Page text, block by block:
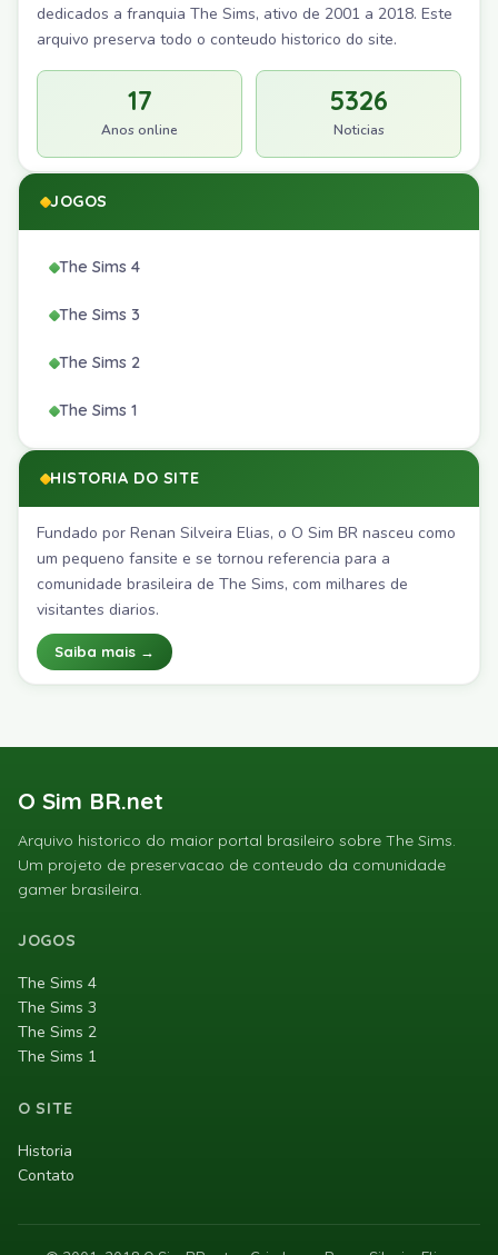
dedicados a franquia The Sims, ativo de 2001 a 2018. Este
arquivo preserva todo o conteudo historico do site.
17
Anos online
5326
Noticias
JOGOS
The Sims 4
The Sims 3
The Sims 2
The Sims 1
HISTORIA DO SITE
Fundado por Renan Silveira Elias, o O Sim BR nasceu como
um pequeno fansite e se tornou referencia para a
comunidade brasileira de The Sims, com milhares de
visitantes diarios.
Saiba mais →
O Sim BR.net
Arquivo historico do maior portal brasileiro sobre The Sims.
Um projeto de preservacao de conteudo da comunidade
gamer brasileira.
JOGOS
The Sims 4
The Sims 3
The Sims 2
The Sims 1
O SITE
Historia
Contato